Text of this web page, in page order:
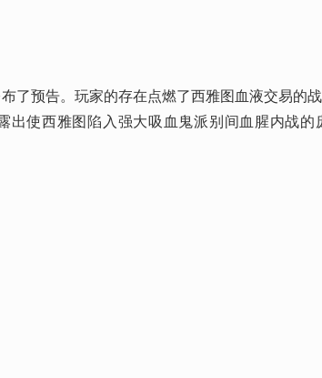
布了预告。玩家的存在点燃了西雅图血液交易的
出使西雅图陷入强大吸血鬼派别间血腥内战